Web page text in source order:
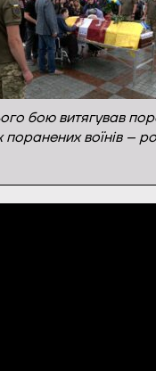
бою витягував
воїнів –